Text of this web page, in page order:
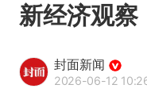
新经济观察
封面新闻
2026-06-12